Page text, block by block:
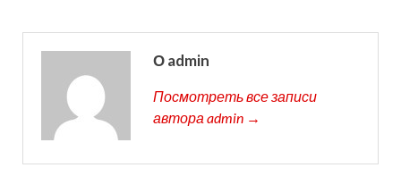
О admin
Посмотреть все записи
автора admin →